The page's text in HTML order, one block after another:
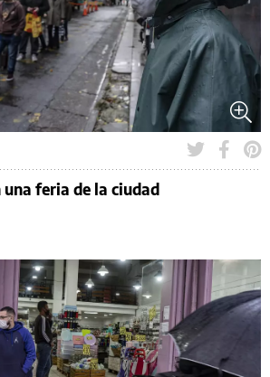
feria de la ciudad